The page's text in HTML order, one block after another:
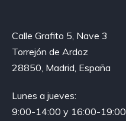
Calle Grafito 5, Nave 3
Torrejón de Ardoz
28850, Madrid, España
Lunes a jueves:
9:00-14:00 y 16:00-19:00